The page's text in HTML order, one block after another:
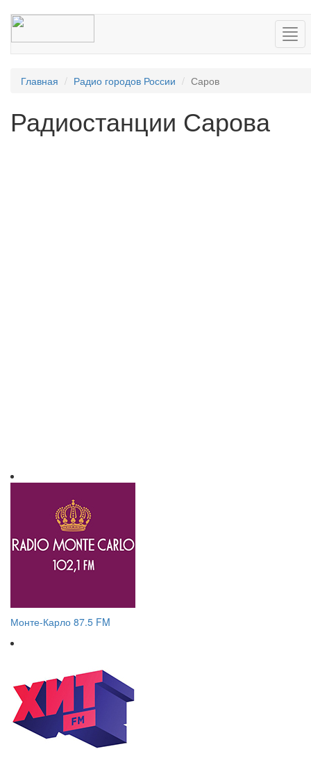
Главная Радио городов России Саров
Радиостанции Сарова
Монте-Карло 87.5 FM